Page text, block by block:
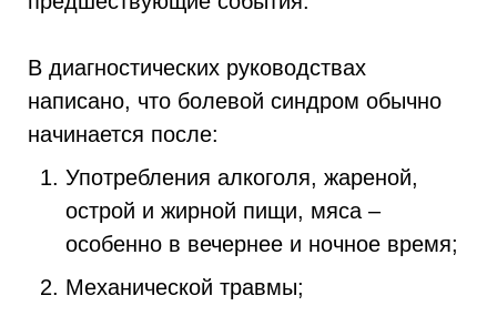
В диагностических руководствах
написано, что болевой синдром обычно
начинается после:
Употребления алкоголя, жареной,
острой и жирной пищи, мяса –
особенно в вечернее и ночное время;
Механической травмы;